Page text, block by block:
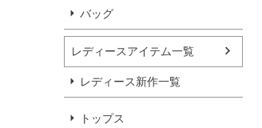
バッグ
レディースアイテム一覧
レディース新作一覧
トップス